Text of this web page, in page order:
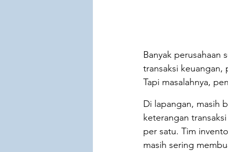
Banyak perusahaan
transaksi
Tapi masalahnya,
Di lapangan, masih
keterangan
per satu. Tim
masih sering